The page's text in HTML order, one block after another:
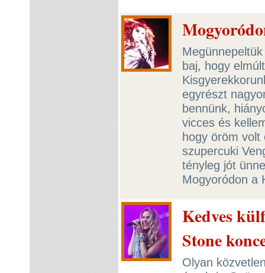
baj, hogy
egyrészt
bennünk,
vicces és
hogy öröm volt
szupercuki
tényleg jót
Mogyoródon a
Kedves
Stone
Olyan